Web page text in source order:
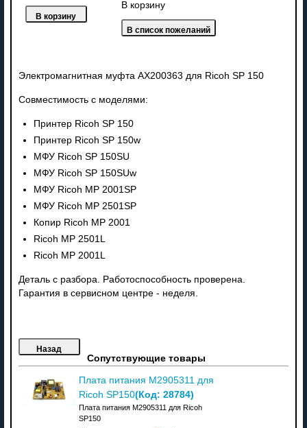
В корзину
Электромагнитная муфта AX200363 для Ricoh SP 150
Совместимость с моделями:
Принтер Ricoh SP 150
Принтер Ricoh SP 150w
МФУ Ricoh SP 150SU
МФУ Ricoh SP 150SUw
МФУ Ricoh MP 2001SP
МФУ Ricoh MP 2501SP
Копир Ricoh MP 2001
Ricoh MP 2501L
Ricoh MP 2001L
Деталь с разбора. Работоспособность проверена.
Гарантия в сервисном центре - неделя.
Сопутствующие товары
Плата питания M2905311 для
Ricoh SP150(Код: 28784)
Плата питания M2905311 для Ricoh
SP150